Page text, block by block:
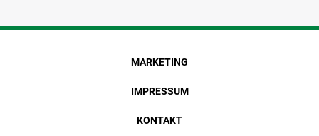
MARKETING
IMPRESSUM
KONTAKT